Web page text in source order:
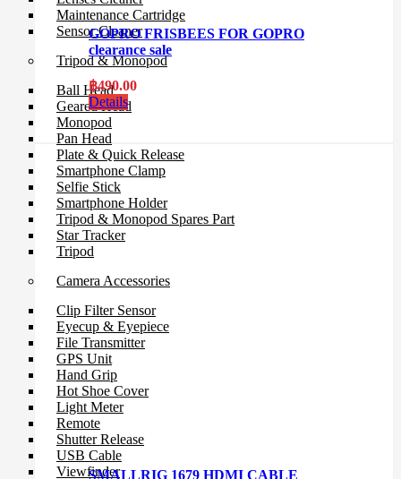
Maintenance Cartridge
Sensor Cleaner
Tripod & Monopod
Ball Head
Geared Head
Monopod
Pan Head
Plate & Quick Release
Smartphone Clamp
Selfie Stick
Smartphone Holder
Tripod & Monopod Spares Part
Star Tracker
Tripod
Camera Accessories
Clip Filter Sensor
Eyecup & Eyepiece
File Transmitter
GPS Unit
Hand Grip
Hot Shoe Cover
Light Meter
Remote
Shutter Release
USB Cable
Viewfinder
GOPRO FRISBEES FOR GOPRO
clearance sale
฿490.00
Details
SMALLRIG 1679 HDMI CABLE